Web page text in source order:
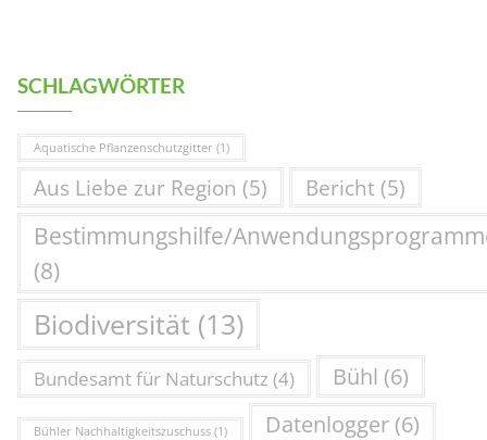
SCHLAGWÖRTER
Aquatische Pflanzenschutzgitter (1)
Aus Liebe zur Region (5) Bericht (5)
Bestimmungshilfe/
(8)
Biodiversität (13)
Bundesamt für Naturschutz(4) Bühl (6)
Bühler Nachhaltigkeitszuschuss (1) Datenlogger (6)